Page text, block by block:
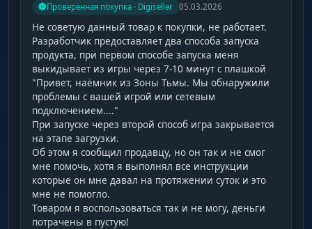
Проверенная покупка · Digiseller 05.03.2026
Не советую данный товар к покупки, не работает.
Разработчик предоставляет два способа запуска
продукта, при первом способе запуска меня
выкидывает из игры через 7-10 минут с плашкой
"Привет, наёмник из Зоны Тьмы. Мы обнаружили
проблемы с вашей игрой или сетевым
подключением...."
При запуске через второй способ игра закрывается
на этапе загрузки.
Об этом я сообщил продавцу, но он так и не смог
мне помочь, хотя я выполнял все инструкции
которые он мне давал на протяжении суток и это
мне не помогло.
Товаром я воспользоваться так и не могу, деньги
потрачены в пустую!